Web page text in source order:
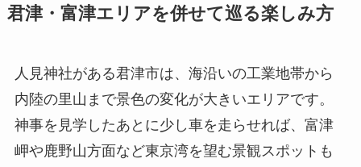
君津・富津エリアを併せて巡る楽しみ方
人見神社がある君津市は、海沿いの工業地帯から
内陸の里山まで景色の変化が大きいエリアです。
神事を見学したあとに少し車を走らせれば、富津
岬や鹿野山方面など東京湾を望む景観スポットも